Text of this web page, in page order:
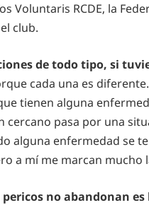
Voluntaris RCDE, la
club.
de todo tipo, si
cada una es
tienen alguna
cercano pasa por una
alguna enfermedad se
a mí me marcan mucho
no abandonan